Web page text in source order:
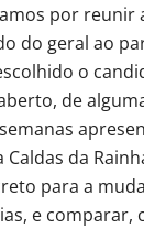
por reunir
do geral ao
o
de
da
para a
e comparar,